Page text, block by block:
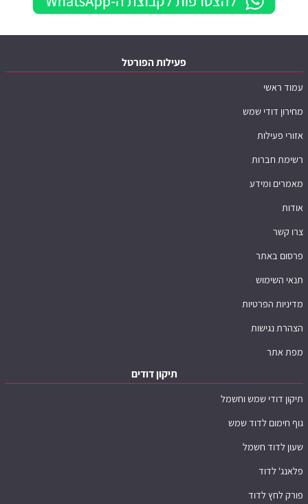
פעילות הפורטל
עמוד ראשי
מחירון דודי שמש
אזורי פעילות
רשימת חברות
מאמרים ומידע
אודות
צרו קשר
פרסום באתר
תנאי השימוש
מדיניות הפרטיות
הצהרת נגישות
מפת אתר
תיקון דודים
תיקון דודי שמש וחשמל
גוף חימום לדוד שמש
שעון לדוד חשמל
פלאנג' לדוד
פורק לחץ לדוד